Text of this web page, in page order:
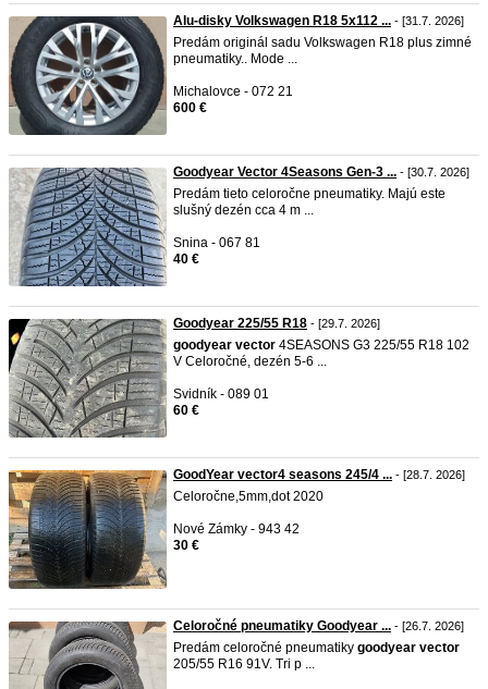
Alu-disky Volkswagen R18 5x112 ... - [31.7. 2026]
Predám originál sadu Volkswagen R18 plus zimné
pneumatiky.. Mode ...
Michalovce - 072 21
600 €
Goodyear Vector 4Seasons Gen-3 ... - [30.7. 2026]
Predám tieto celoročne pneumatiky. Majú este
slušný dezén cca 4 m ...
Snina - 067 81
40 €
Goodyear 225/55 R18 - [29.7. 2026]
goodyear vector 4SEASONS G3 225/55 R18 102
V Celoročné, dezén 5-6 ...
Svidník - 089 01
60 €
GoodYear vector4 seasons 245/4 ... - [28.7. 2026]
Celoročne,5mm,dot 2020
Nové Zámky - 943 42
30 €
Celoročné pneumatiky Goodyear ... - [26.7. 2026]
Predám celoročné pneumatiky goodyear vector
205/55 R16 91V. Tri p ...